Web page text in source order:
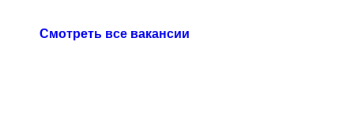
Смотреть все вакансии